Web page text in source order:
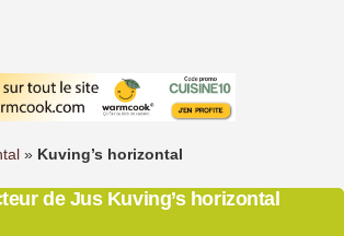
» Kuving’s horizontal
de Jus Kuving’s horizontal